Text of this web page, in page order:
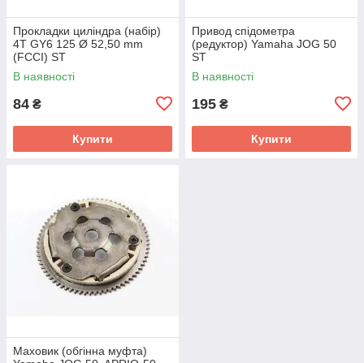
Прокладки циліндра (набір)
4T GY6 125 Ø 52,50 mm
(FCCI) ST
В наявності
84 ₴
Купити
Привод спідометра
(редуктор) Yamaha JOG 50
ST
В наявності
195 ₴
Купити
Маховик (обгінна муфта)